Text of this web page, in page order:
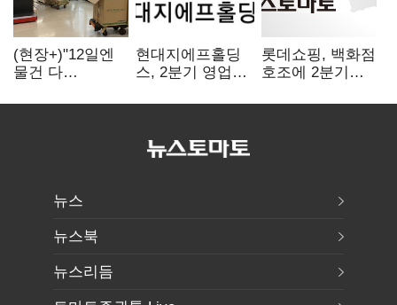
(현장+)"12일엔
물건 다
매대 채우며 문
현대지에프홀딩
스, 2분기 영업익
규모 자사주 매입
롯데쇼핑, 백화점
호조에 2분기
급증
뉴스
뉴스북
뉴스리듬